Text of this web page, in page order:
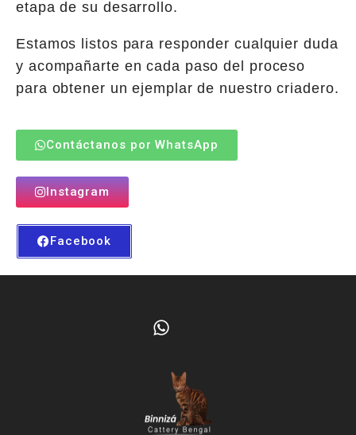
etapa de su desarrollo.
Estamos listos para responder cualquier duda
y acompañarte en cada paso del proceso
para obtener un ejemplar de nuestro criadero.
Contáctanos por WhatsApp
Instagram
Facebook